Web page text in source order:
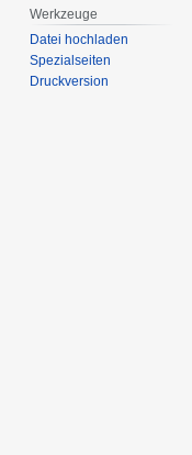
Werkzeuge
Datei hochladen
Spezialseiten
Druckversion